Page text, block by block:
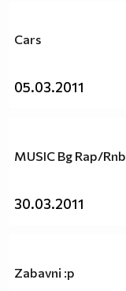
Cars
05.03.2011
MUSIC Bg Rap/Rnb
30.03.2011
Zabavni :p